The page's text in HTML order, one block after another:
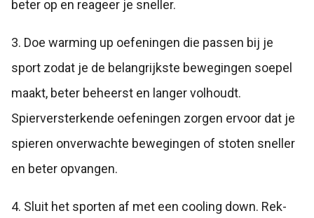
beter op en reageer je sneller.
3. Doe warming up oefeningen die passen bij je
sport zodat je de belangrijkste bewegingen soepel
maakt, beter beheerst en langer volhoudt.
Spierversterkende oefeningen zorgen ervoor dat je
spieren onverwachte bewegingen of stoten sneller
en beter opvangen.
4. Sluit het sporten af met een cooling down. Rek-